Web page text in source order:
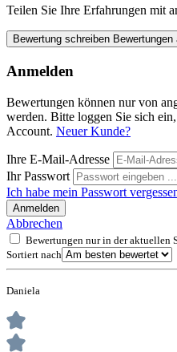
Teilen Sie Ihre Erfahrungen mit
Bewertung schreiben Bewertungen
Anmelden
Bewertungen können nur von
werden. Bitte loggen Sie sich
Account. Neuer Kunde?
Ihre E-Mail-Adresse
Ihr Passwort
Ich habe mein Passwort
Anmelden
Abbrechen
Bewertungen nur in der aktuellen
Sortiert nach
Daniela